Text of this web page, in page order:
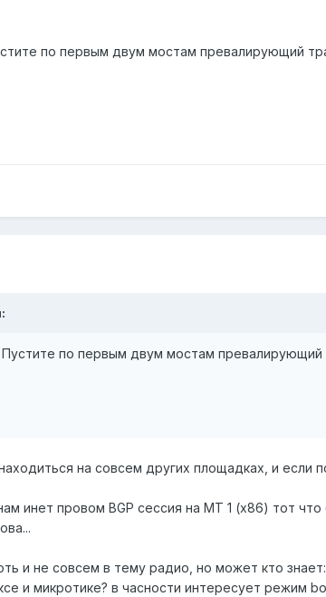
по первым двум мостам превалирующий
Пустите по первым двум мостам
на совсем других площадках, и если
инет провом BGP сессия на MT 1 (x86) тот
и не совсем в тему радио, но может кто знает:
и микротике? в часности интересует режим